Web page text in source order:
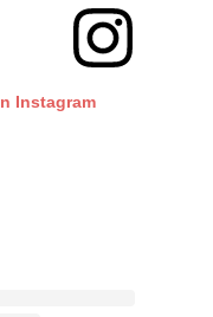
Instagram